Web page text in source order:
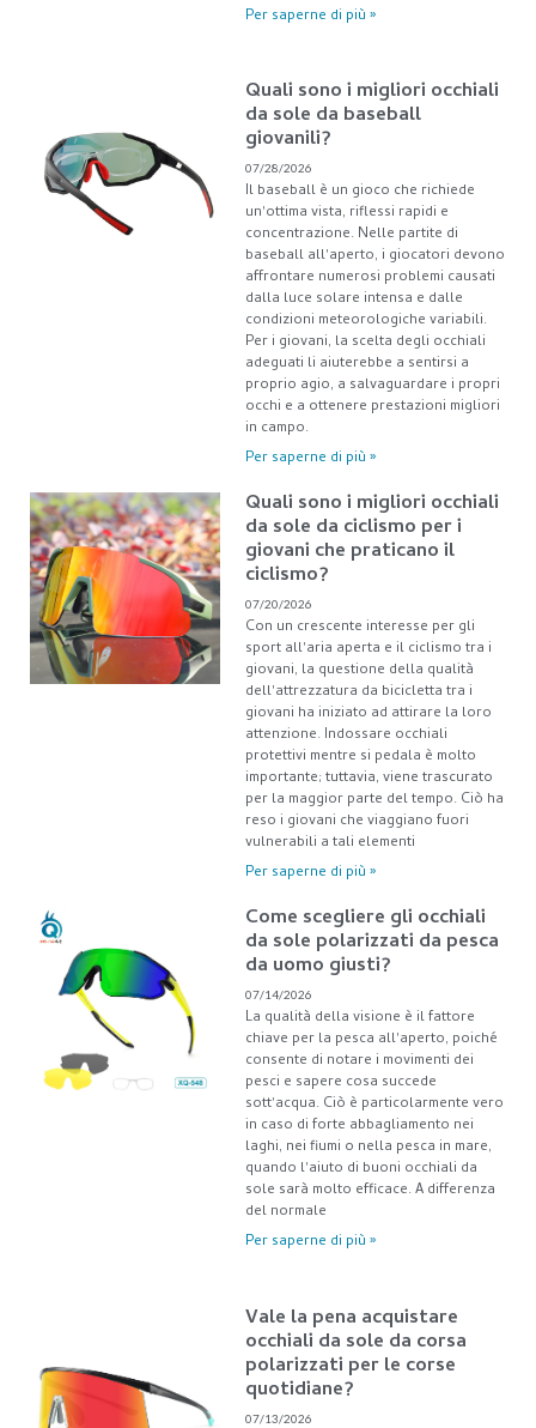
Per saperne di più »
Quali sono i migliori occhiali
da sole da baseball
giovanili?
07/28/2026
Il baseball è un gioco che richiede
un'ottima vista, riflessi rapidi e
concentrazione. Nelle partite di
baseball all'aperto, i giocatori devono
affrontare numerosi problemi causati
dalla luce solare intensa e dalle
condizioni meteorologiche variabili.
Per i giovani, la scelta degli occhiali
adeguati li aiuterebbe a sentirsi a
proprio agio, a salvaguardare i propri
occhi e a ottenere prestazioni migliori
in campo.
Per saperne di più »
Quali sono i migliori occhiali
da sole da ciclismo per i
giovani che praticano il
ciclismo?
07/20/2026
Con un crescente interesse per gli
sport all'aria aperta e il ciclismo tra i
giovani, la questione della qualità
dell'attrezzatura da bicicletta tra i
giovani ha iniziato ad attirare la loro
attenzione. Indossare occhiali
protettivi mentre si pedala è molto
importante; tuttavia, viene trascurato
per la maggior parte del tempo. Ciò ha
reso i giovani che viaggiano fuori
vulnerabili a tali elementi
Per saperne di più »
Come scegliere gli occhiali
da sole polarizzati da pesca
da uomo giusti?
07/14/2026
La qualità della visione è il fattore
chiave per la pesca all'aperto, poiché
consente di notare i movimenti dei
pesci e sapere cosa succede
sott'acqua. Ciò è particolarmente vero
in caso di forte abbagliamento nei
laghi, nei fiumi o nella pesca in mare,
quando l'aiuto di buoni occhiali da
sole sarà molto efficace. A differenza
del normale
Per saperne di più »
Vale la pena acquistare
occhiali da sole da corsa
polarizzati per le corse
quotidiane?
07/13/2026